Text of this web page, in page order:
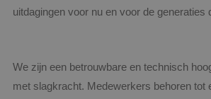
uitdagingen voor nu en voor de generaties
We zijn een betrouwbare en technisch
met slagkracht. Medewerkers behoren tot